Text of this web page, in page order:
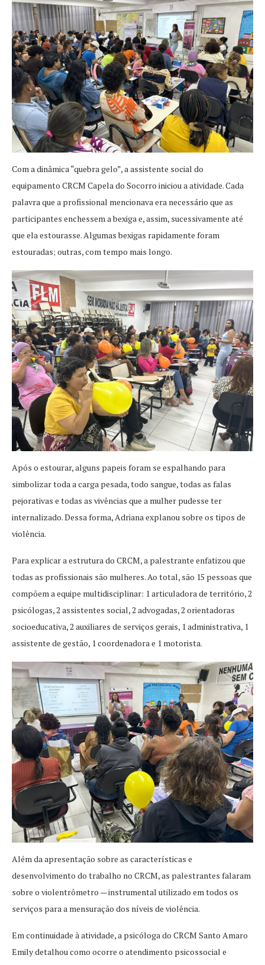
Com a dinâmica “quebra gelo”, a assistente social do
equipamento CRCM Capela do Socorro iniciou a atividade. Cada
palavra que a profissional mencionava era necessário que as
participantes enchessem a bexiga e, assim, sucessivamente até
que ela estourasse. Algumas bexigas rapidamente foram
estouradas; outras, com tempo mais longo.
Após o estourar, alguns papeis foram se espalhando para
simbolizar toda a carga pesada, todo sangue, todas as falas
pejorativas e todas as vivências que a mulher pudesse ter
internalizado. Dessa forma, Adriana explanou sobre os tipos de
violência.
Para explicar a estrutura do CRCM, a palestrante enfatizou que
todas as profissionais são mulheres. Ao total, são 15 pessoas que
compõem a equipe multidisciplinar: 1 articuladora de território, 2
psicólogas, 2 assistentes social, 2 advogadas, 2 orientadoras
socioeducativa, 2 auxiliares de serviços gerais, 1 administrativa, 1
assistente de gestão, 1 coordenadora e 1 motorista.
Além da apresentação sobre as características e
desenvolvimento do trabalho no CRCM, as palestrantes falaram
sobre o violentrômetro — instrumental utilizado em todos os
serviços para a mensuração dos níveis de violência.
Em continuidade à atividade, a psicóloga do CRCM Santo Amaro
Emily detalhou como ocorre o atendimento psicossocial e